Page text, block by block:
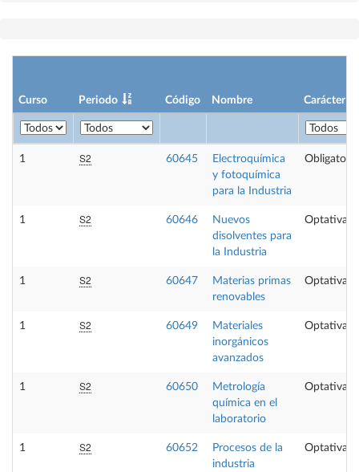
Curso Periodo Código Nombre Carácter
1 S2 60645
Electroquímica
y fotoquímica
para la Industria
Obligatoria
1 S2 60646
Nuevos
disolventes para
la Industria
Optativa
1 S2 60647
Materias primas
renovables
Optativa
1 S2 60649
Materiales
inorgánicos
avanzados
Optativa
1 S2 60650
Metrología
química en el
laboratorio
Optativa
1 S2 60652
Procesos de la
industria
Optativa